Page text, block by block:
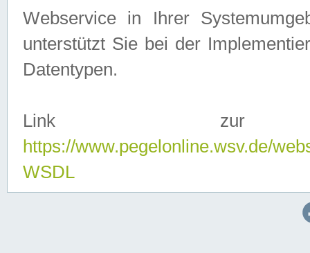
Webservice in Ihrer
unterstützt Sie bei der
Datentypen.
Link zur
https://www.pegelonline.wsv.de/
WSDL